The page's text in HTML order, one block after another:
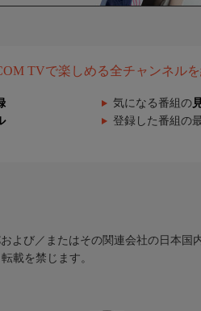
TVで楽しめる全チャンネル
気になる番組の
登録した番組の
よび／またはその関連会社の日本国
載を禁じます。